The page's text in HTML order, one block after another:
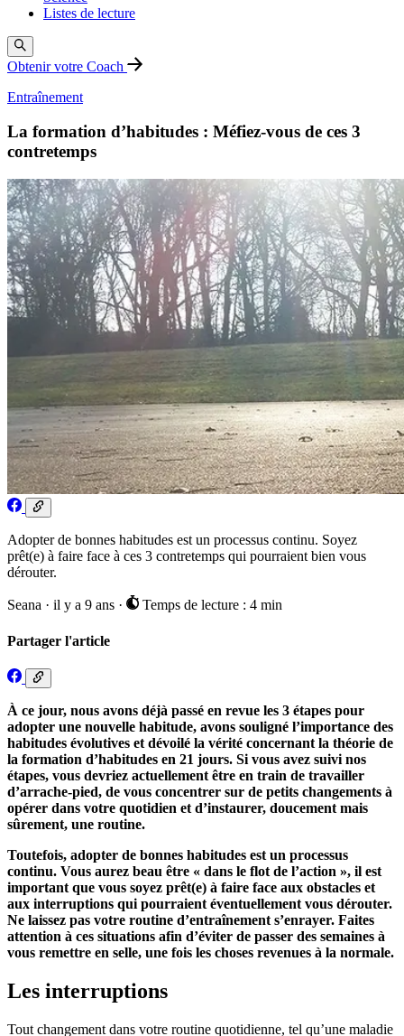
Listes de lecture
Obtenir votre Coach
Entraînement
La formation d’habitudes : Méfiez-vous de ces 3
contretemps
Adopter de bonnes habitudes est un processus continu. Soyez
prêt(e) à faire face à ces 3 contretemps qui pourraient bien vous
dérouter.
Seana · il y a 9 ans · Temps de lecture : 4 min
Partager l'article
À ce jour, nous avons déjà passé en revue les 3 étapes pour
adopter une nouvelle habitude, avons souligné l’importance des
habitudes évolutives et dévoilé la vérité concernant la théorie de
la formation d’habitudes en 21 jours. Si vous avez suivi nos
étapes, vous devriez actuellement être en train de travailler
d’arrache-pied, de vous concentrer sur de petits changements à
opérer dans votre quotidien et d’instaurer, doucement mais
sûrement, une routine.
Toutefois, adopter de bonnes habitudes est un processus
continu. Vous aurez beau être « dans le flot de l’action », il est
important que vous soyez prêt(e) à faire face aux obstacles et
aux interruptions qui pourraient éventuellement vous dérouter.
Ne laissez pas votre routine d’entraînement s’enrayer. Faites
attention à ces situations afin d’éviter de passer des semaines à
vous remettre en selle, une fois les choses revenues à la normale.
Les interruptions
Tout changement dans votre routine quotidienne, tel qu’une maladie